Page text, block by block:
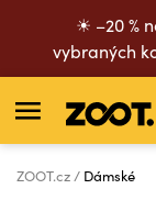
☀ –20 %
vybraných
ZOOT.cz Dámské